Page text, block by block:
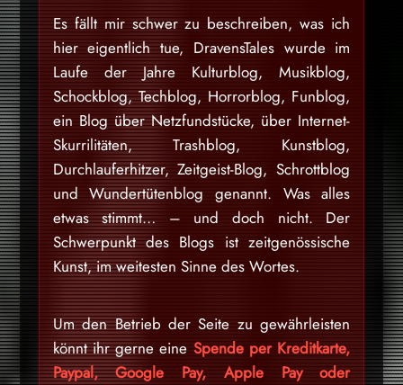
Es fällt mir schwer zu beschreiben, was ich
hier eigentlich tue, DravensTales wurde im
Laufe der Jahre Kulturblog, Musikblog,
Schockblog, Techblog, Horrorblog, Funblog,
ein Blog über Netzfundstücke, über Internet-
Skurrilitäten, Trashblog, Kunstblog,
Durchlauferhitzer, Zeitgeist-Blog, Schrottblog
und Wundertütenblog genannt. Was alles
etwas stimmt… – und doch nicht. Der
Schwerpunkt des Blogs ist zeitgenössische
Kunst, im weitesten Sinne des Wortes.
Um den Betrieb der Seite zu gewährleisten
könnt ihr gerne eine Spende per Kreditkarte,
Paypal, Google Pay, Apple Pay oder